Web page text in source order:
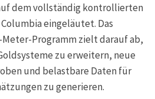
dem vollständig kontrollierten
eingeläutet. Das
Programm zielt darauf ab,
zu erweitern, neue
und belastbare Daten für
zu generieren.